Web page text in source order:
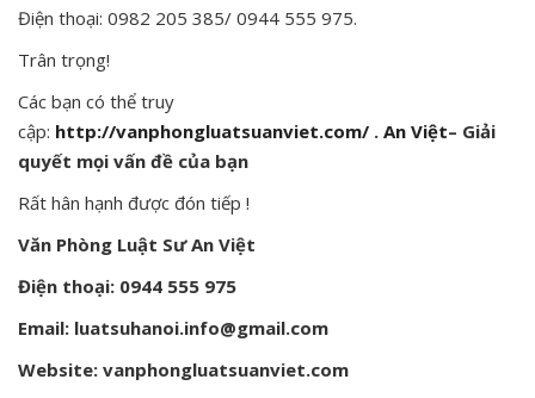
Điện thoại: 0982 205 385/ 0944 555 975.
Trân trọng!
Các bạn có thể truy
cập: http://vanphongluatsuanviet.com/ . An Việt– Giải
quyết mọi vấn đề của bạn
Rất hân hạnh được đón tiếp !
Văn Phòng Luật Sư An Việt
Điện thoại: 0944 555 975
Email: luatsuhanoi.info@gmail.com
Website: vanphongluatsuanviet.com